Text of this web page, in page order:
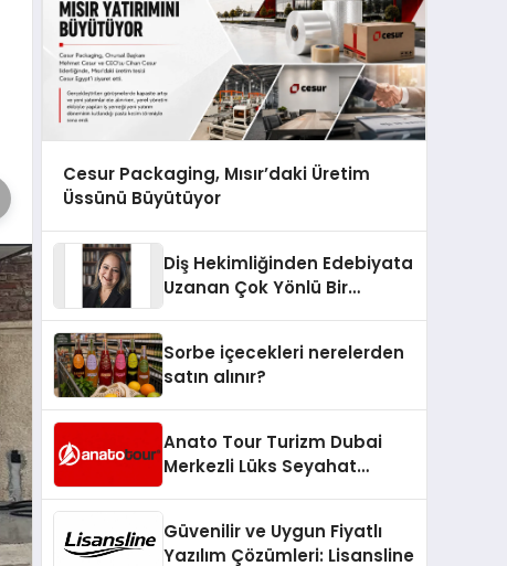
Cesur Packaging, Mısır’daki Üretim
Üssünü Büyütüyor
Diş Hekimliğinden Edebiyata
Uzanan Çok Yönlü Bir
Sorbe içecekleri nerelerden
satın alınır?
Anato Tour Turizm Dubai
Merkezli Lüks Seyahat
Güvenilir ve Uygun Fiyatlı
Yazılım Çözümleri: Lisansline